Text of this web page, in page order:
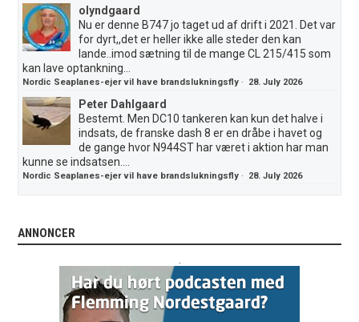
olyndgaard
Nu er denne B747 jo taget ud af drift i 2021. Det var
for dyrt,,det er heller ikke alle steder den kan
lande..imod sætning til de mange CL 215/415 som
kan lave optankning...
Nordic Seaplanes-ejer vil have brandslukningsfly · 28. July 2026
Peter Dahlgaard
Bestemt. Men DC10 tankeren kan kun det halve i
indsats, de franske dash 8 er en dråbe i havet og
de gange hvor N944ST har været i aktion har man
kunne se indsatsen....
Nordic Seaplanes-ejer vil have brandslukningsfly · 28. July 2026
ANNONCER